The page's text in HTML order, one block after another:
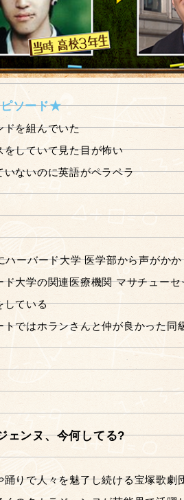
ソード★
ドを組んでいた
をしていて見た目が怖い
いないのに英語がペラペラ
ハーバード大学 医学部から声がかか
大学の関連医療機関 マサチューセ
している
トではホランさんと仲が良かった同
ェンヌ、今何してる?
踊りで人々を魅了し続ける宝塚歌劇